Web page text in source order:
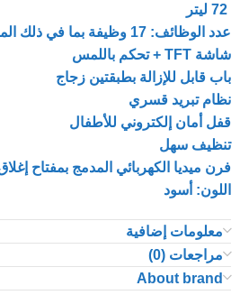
عدد الوظائف: 17 وظيفة بما في ذلك المصباح
شاشة TFT + تحكم باللمس
باب قابل للإزالة بطبقتين زجاج
نظام تبريد قسري
قفل أمان إلكتروني للأطفال
تنظيف سهل
فرن ميديا الكهربائي المدمج بمفتاح
اللون: أسود
معلومات إضافية
مراجعات (0)
About brand